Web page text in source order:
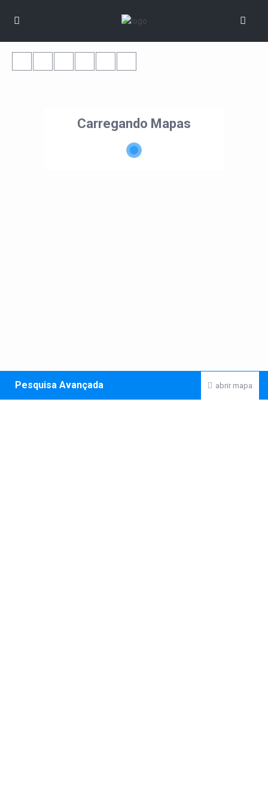
Carregando Mapas
abrir mapa
Pesquisa Avançada